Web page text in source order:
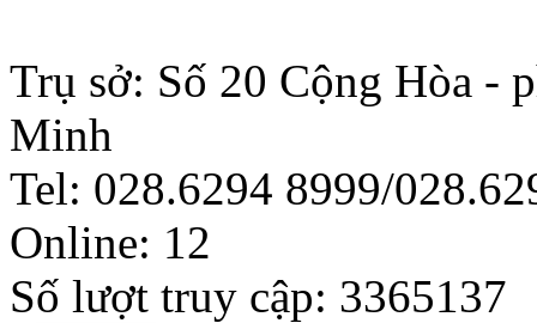
Trụ sở: Số 20 Cộng Hòa -
Minh
Tel: 028.6294 8999/
Online: 12
Số lượt truy cập: 3365137